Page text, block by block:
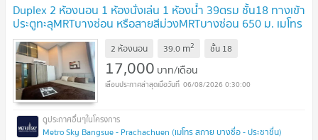
Duplex 2 ห้องนอน 1 ห้องนั่งเล่น 1 ห้องน้ำ 39ตรม ชั้น18 ทางเข้า
ประตูทะลุMRTบางซ่อน หรือสายสีม่วงMRTบางซ่อน 650 ม. เมโทร
สกาย บางซ่อน
2 ห้องนอน 39.0 m2 ชั้น 18
17,000 บาท/เดือน
06/08/2026 0:30:00
Metro Sky Bangsue - Prachachuen (เมโทร สกาย บางซื่อ - ประชาชื่น)